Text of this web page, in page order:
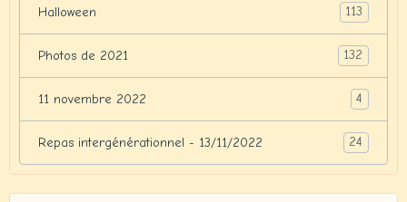
Halloween 113
Photos de 2021 132
11 novembre 2022 4
Repas intergénérationnel - 13/11/2022 24